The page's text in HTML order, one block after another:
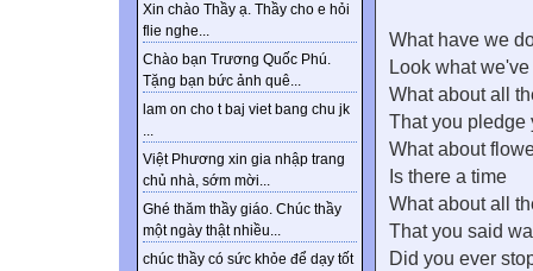
Xin chào Thầy ạ. Thầy cho e hỏi
flie nghe...
Chào bạn Trương Quốc Phú.
Tặng bạn bức ảnh quê...
lam on cho t baj viet bang chu jk
...
Việt Phương xin gia nhập trang
chủ nhà, sớm mời...
Ghé thăm thầy giáo. Chúc thầy
một ngày thật nhiều...
chúc thầy có sức khỏe để dạy tốt
What have we
Look what
What about all
That you pledge
What about
Is there a time
What about all
That you said
Did you ever